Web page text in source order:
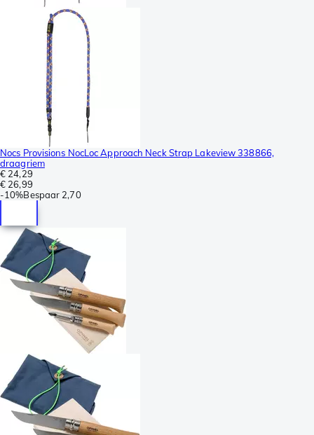
Nocs Provisions NocLoc Approach Neck Strap Lakeview 338866,
draagriem
€ 24,29
€ 26,99
-10%Bespaar 2,70